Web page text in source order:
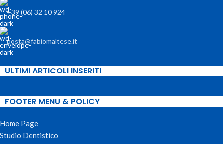
+39 (06) 32 10 924
posta@fabiomaltese.it
ULTIMI ARTICOLI INSERITI
FOOTER MENU & POLICY
Home Page
Studio Dentistico